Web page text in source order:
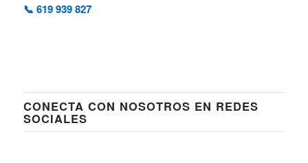
📞 619 939 827
CONECTA CON NOSOTROS EN REDES
SOCIALES